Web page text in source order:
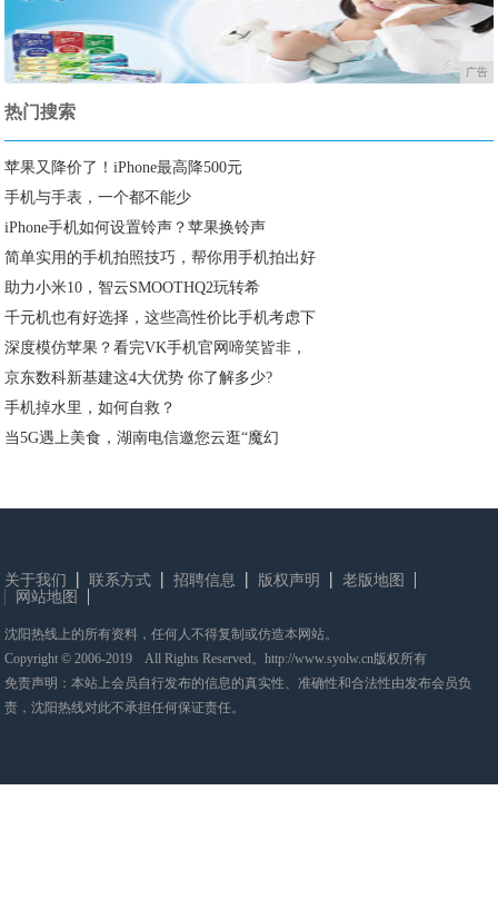
广告
热门搜索
苹果又降价了！iPhone最高降500元
手机与手表，一个都不能少
iPhone手机如何设置铃声？苹果换铃声
简单实用的手机拍照技巧，帮你用手机拍出好
助力小米10，智云SMOOTHQ2玩转希
千元机也有好选择，这些高性价比手机考虑下
深度模仿苹果？看完VK手机官网啼笑皆非，
京东数科新基建这4大优势 你了解多少?
手机掉水里，如何自救？
​当5G遇上美食，湖南电信邀您云逛“魔幻
关于我们 联系方式 招聘信息 版权声明
老版地图
网站地图
沈阳热线上的所有资料，任何人不得复制或仿造本网站。
Copyright © 2006-2019 All Rights Reserved。http://www.syolw.cn版权所有
免责声明：本站上会员自行发布的信息的真实性、准确性和合法性由发布会员负
责，沈阳热线对此不承担任何保证责任。